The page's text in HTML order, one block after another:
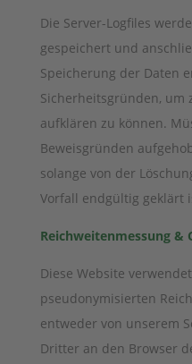
Die Server-Logfiles
gespeichert und
Speicherung der Daten
Sicherheitsgründen, um
aufklären zu können.
Beweisgründen
solange von der
Vorfall endgültig geklärt
Reichweitenmessung &
Diese Website
pseudonymisierten
entweder von unserem
Dritter an den Browser